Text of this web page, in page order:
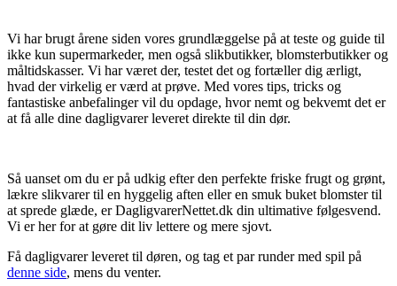
Vi har brugt årene siden vores grundlæggelse på at teste og guide til
ikke kun supermarkeder, men også slikbutikker, blomsterbutikker og
måltidskasser. Vi har været der, testet det og fortæller dig ærligt,
hvad der virkelig er værd at prøve. Med vores tips, tricks og
fantastiske anbefalinger vil du opdage, hvor nemt og bekvemt det er
at få alle dine dagligvarer leveret direkte til din dør.
Så uanset om du er på udkig efter den perfekte friske frugt og grønt,
lækre slikvarer til en hyggelig aften eller en smuk buket blomster til
at sprede glæde, er DagligvarerNettet.dk din ultimative følgesvend.
Vi er her for at gøre dit liv lettere og mere sjovt.
Få dagligvarer leveret til døren, og tag et par runder med spil på
denne side, mens du venter.